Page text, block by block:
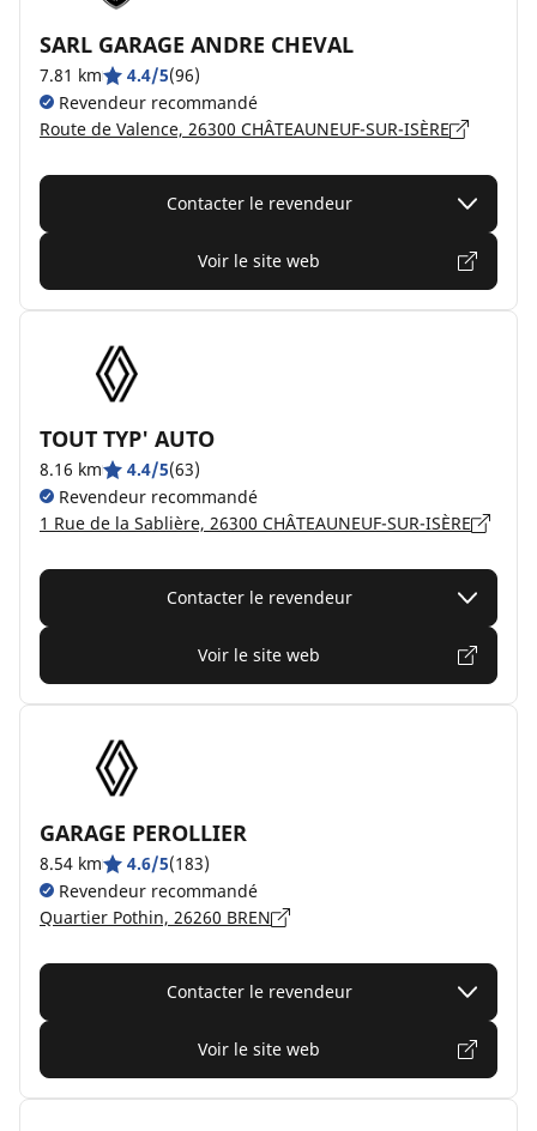
SARL GARAGE ANDRE CHEVAL
7.81 km 4.4/5(96)
Revendeur recommandé
Route de Valence, 26300 CHÂTEAUNEUF-SUR-ISÈRE
Contacter le revendeur
Voir le site web
TOUT TYP' AUTO
8.16 km 4.4/5(63)
Revendeur recommandé
1 Rue de la Sablière, 26300 CHÂTEAUNEUF-SUR-ISÈRE
Contacter le revendeur
Voir le site web
GARAGE PEROLLIER
8.54 km 4.6/5(183)
Revendeur recommandé
Quartier Pothin, 26260 BREN
Contacter le revendeur
Voir le site web